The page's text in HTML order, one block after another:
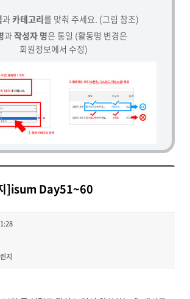
과카테고리를 맞춰 주세요. (그림 참조)
과작성자 명은 통일 (활동명 변경은
회원정보에서 수정)
]isum Day51~60
지